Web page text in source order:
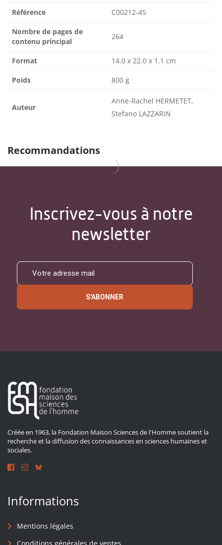
Référence C00212-45
Nombre de pages de
contenu principal
264
Format 14.0 x 22.0 x 1.1 cm
Poids 800 g
Auteur
Anne-Rachel HERMETET,
Stefano LAZZARIN
Recommandations
Inscrivez-vous à notre
newsletter
S'ABONNER
Créée en 1963, la Fondation Maison Sciences de l'Homme soutient la
recherche et la diffusion des connaissances en sciences humaines et
sociales.
Informations
Mentions légales
Conditions générales de ventes